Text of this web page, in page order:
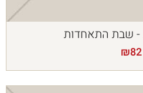
- שבת התאחדות
₪82